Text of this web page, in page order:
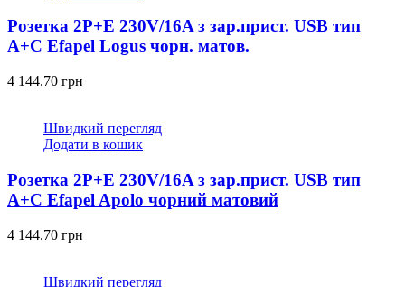
Розетка 2P+E 230V/16A з зар.прист. USB тип
A+C Efapel Logus чорн. матов.
4 144.70 грн
Швидкий перегляд
Додати в кошик
Розетка 2P+E 230V/16A з зар.прист. USB тип
A+C Efapel Apolo чорний матовий
4 144.70 грн
Швидкий перегляд